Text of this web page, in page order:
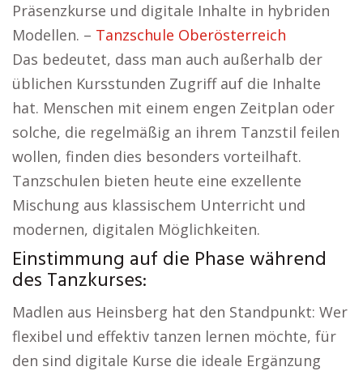
Präsenzkurse und digitale Inhalte in hybriden
Modellen. – Tanzschule Oberösterreich
Das bedeutet, dass man auch außerhalb der
üblichen Kursstunden Zugriff auf die Inhalte
hat. Menschen mit einem engen Zeitplan oder
solche, die regelmäßig an ihrem Tanzstil feilen
wollen, finden dies besonders vorteilhaft.
Tanzschulen bieten heute eine exzellente
Mischung aus klassischem Unterricht und
modernen, digitalen Möglichkeiten.
Einstimmung auf die Phase während
des Tanzkurses:
Madlen aus Heinsberg hat den Standpunkt: Wer
flexibel und effektiv tanzen lernen möchte, für
den sind digitale Kurse die ideale Ergänzung